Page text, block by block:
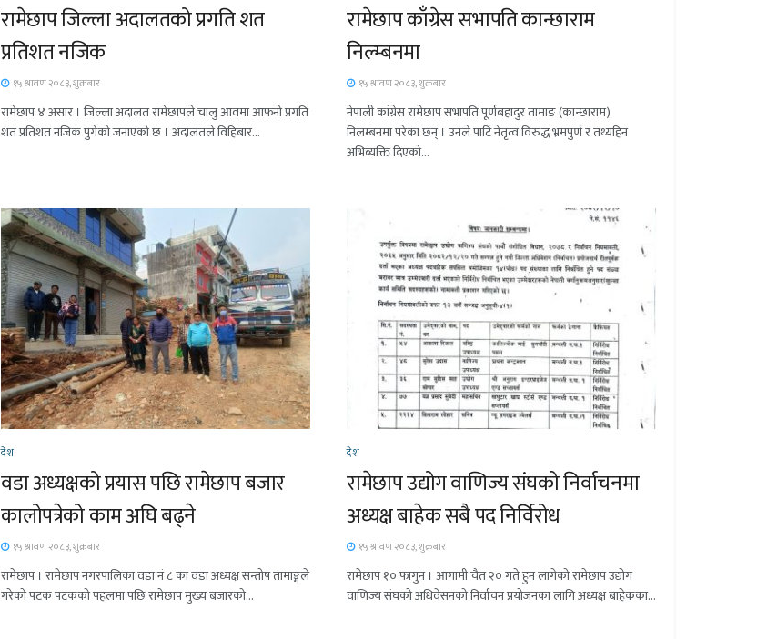
रामेछाप जिल्ला अदालतको प्रगति शत
प्रतिशत नजिक
१५ श्रावण २०८३, शुक्रबार
रामेछाप ४ असार । जिल्ला अदालत रामेछापले चालु आवमा आफनो प्रगति
शत प्रतिशत नजिक पुगेको जनाएको छ । अदालतले विहिबार...
रामेछाप काँग्रेस सभापति कान्छाराम
निल्म्बनमा
१५ श्रावण २०८३, शुक्रबार
नेपाली कांग्रेस रामेछाप सभापति पूर्णबहादुर तामाङ (कान्छाराम)
निलम्बनमा परेका छन् । उनले पार्टि नेतृत्व विरुद्ध भ्रमपुर्ण र तथ्यहिन
अभिब्यक्ति दिएको...
देश
वडा अध्यक्षको प्रयास पछि रामेछाप बजार
कालोपत्रेको काम अघि बढ्ने
१५ श्रावण २०८३, शुक्रबार
रामेछाप । रामेछाप नगरपालिका वडा नं ८ का वडा अध्यक्ष सन्तोष तामाङ्गले
गरेको पटक पटकको पहलमा पछि रामेछाप मुख्य बजारको...
देश
रामेछाप उद्योग वाणिज्य संघको निर्वाचनमा
अध्यक्ष बाहेक सबै पद निर्विरोध
१५ श्रावण २०८३, शुक्रबार
रामेछाप १० फागुन । आगामी चैत २० गते हुन लागेको रामेछाप उद्योग
वाणिज्य संघको अधिवेसनको निर्वाचन प्रयोजनका लागि अध्यक्ष बाहेकका...